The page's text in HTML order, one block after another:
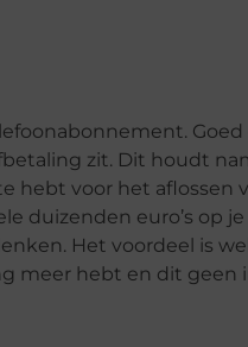
zit. Dit houdt
hebt voor het aflossen
duizenden euro’s op
Het voordeel is
meer hebt en dit